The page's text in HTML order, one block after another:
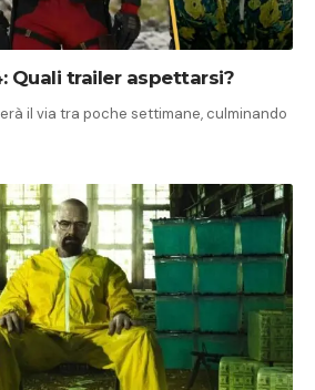
Quali trailer aspettarsi?
il via tra poche settimane, culminando